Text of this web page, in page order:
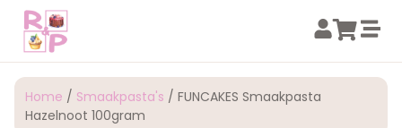
Home / Smaakpasta's / FUNCAKES Smaakpasta
Hazelnoot 100gram